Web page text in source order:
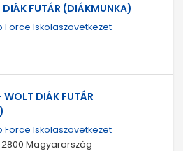
FUTÁR (DIÁKMUNKA)
Force Iskolaszövetkezet
DIÁK FUTÁR
Force Iskolaszövetkezet
Magyarország